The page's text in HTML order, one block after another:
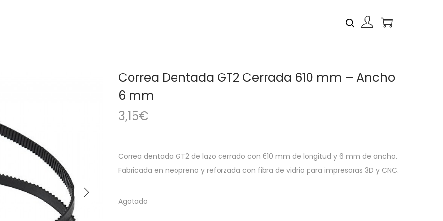
Correa Dentada GT2 Cerrada 610 mm – Ancho
6 mm
3,15€
Correa dentada GT2 de lazo cerrado con 610 mm de longitud y 6 mm de ancho.
Fabricada en neopreno y reforzada con fibra de vidrio para impresoras 3D y CNC.
Agotado